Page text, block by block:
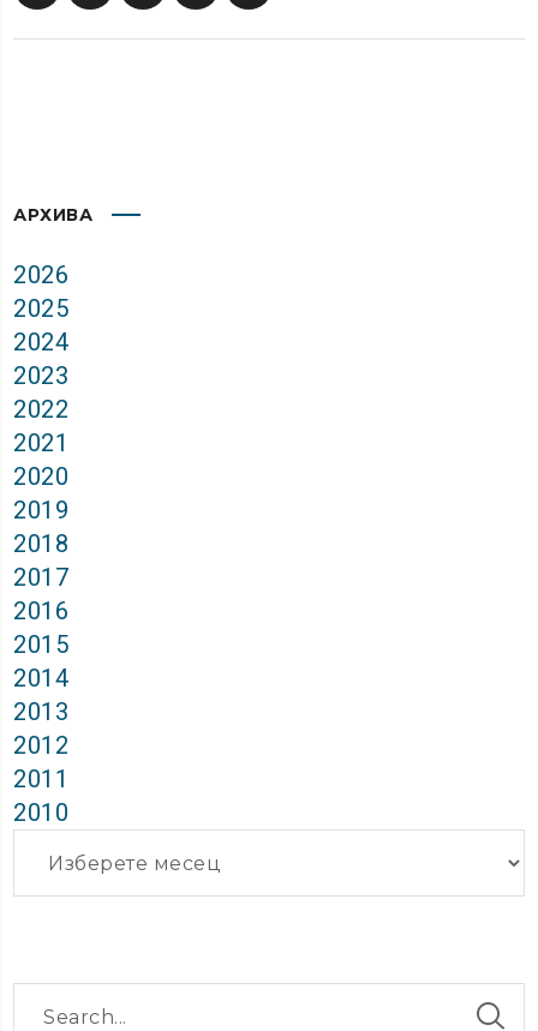
АРХИВА
2026
2025
2024
2023
2022
2021
2020
2019
2018
2017
2016
2015
2014
2013
2012
2011
2010